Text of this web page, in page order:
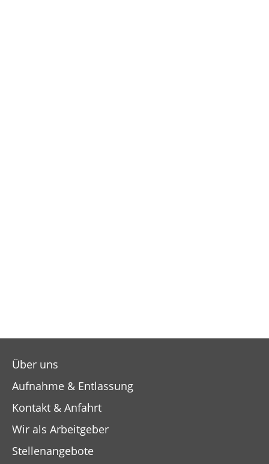
Über uns
Aufnahme & Entlassung
Kontakt & Anfahrt
Wir als Arbeitgeber
Stellenangebote